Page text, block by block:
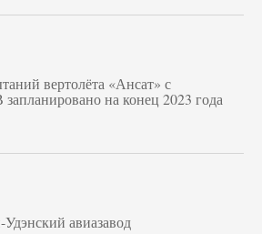
вертолёта «Ансат» с
на конец 2023 года
авиазавод